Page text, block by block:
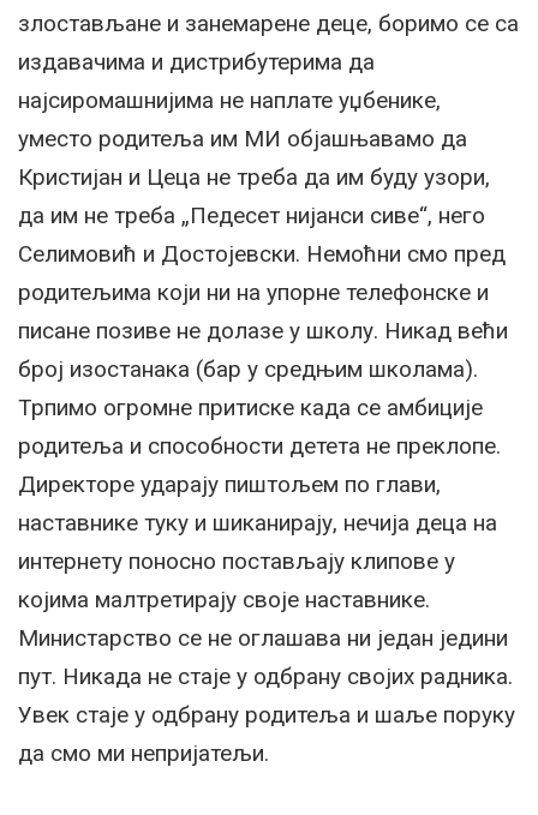
злостављане и занемарене деце, боримо се са
издавачима и дистрибутерима да
најсиромашнијима не наплате уџбенике,
уместо родитеља им МИ објашњавамо да
Кристијан и Цеца не треба да им буду узори,
да им не треба „Педесет нијанси сиве“, него
Селимовић и Достојевски. Немоћни смо пред
родитељима који ни на упорне телефонске и
писане позиве не долазе у школу. Никад већи
број изостанака (бар у средњим школама).
Трпимо огромне притиске када се амбиције
родитеља и способности детета не преклопе.
Директоре ударају пиштољем по глави,
наставнике туку и шиканирају, нечија деца на
интернету поносно постављају клипове у
којима малтретирају своје наставнике.
Министарство се не оглашава ни један једини
пут. Никада не стаје у одбрану својих радника.
Увек стаје у одбрану родитеља и шаље поруку
да смо ми непријатељи.